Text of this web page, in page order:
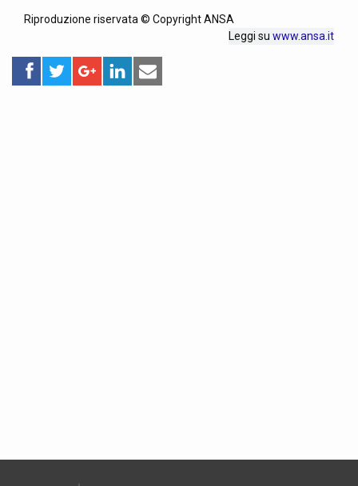
Riproduzione riservata © Copyright ANSA
Leggi su www.ansa.it